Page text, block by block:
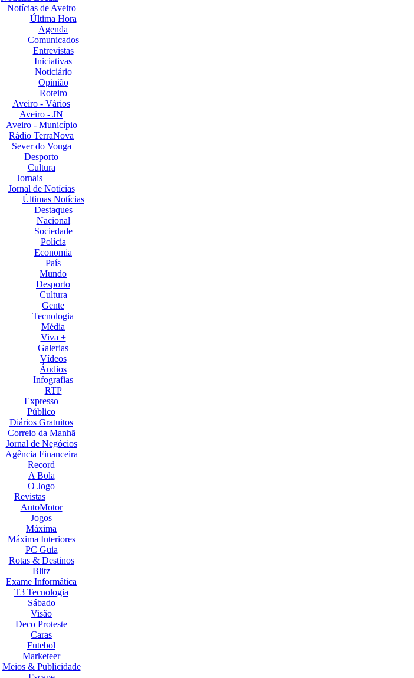
Notícias de Aveiro
Última Hora
Agenda
Comunicados
Entrevistas
Iniciativas
Noticiário
Opinião
Roteiro
Aveiro - Vários
Aveiro - JN
Aveiro - Município
Rádio TerraNova
Sever do Vouga
Desporto
Cultura
Jornais
Jornal de Notícias
Últimas Notícias
Destaques
Nacional
Sociedade
Polícia
Economia
País
Mundo
Desporto
Cultura
Gente
Tecnologia
Média
Viva +
Galerias
Vídeos
Áudios
Infografias
RTP
Expresso
Público
Diários Gratuitos
Correio da Manhã
Jornal de Negócios
Agência Financeira
Record
A Bola
O Jogo
Revistas
AutoMotor
Jogos
Máxima
Máxima Interiores
PC Guia
Rotas & Destinos
Blitz
Exame Informática
T3 Tecnologia
Sábado
Visão
Deco Proteste
Caras
Futebol
Marketeer
Meios & Publicidade